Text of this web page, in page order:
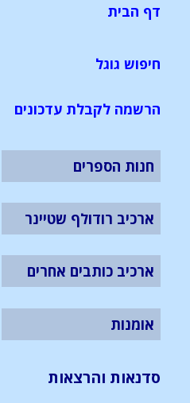
דף הבית
חיפוש גוגל
הרשמה לקבלת עדכונים
חנות הספרים
ארכיב רודולף שטיינר
ארכיב כותבים אחרים
אומנות
סדנאות והרצאות